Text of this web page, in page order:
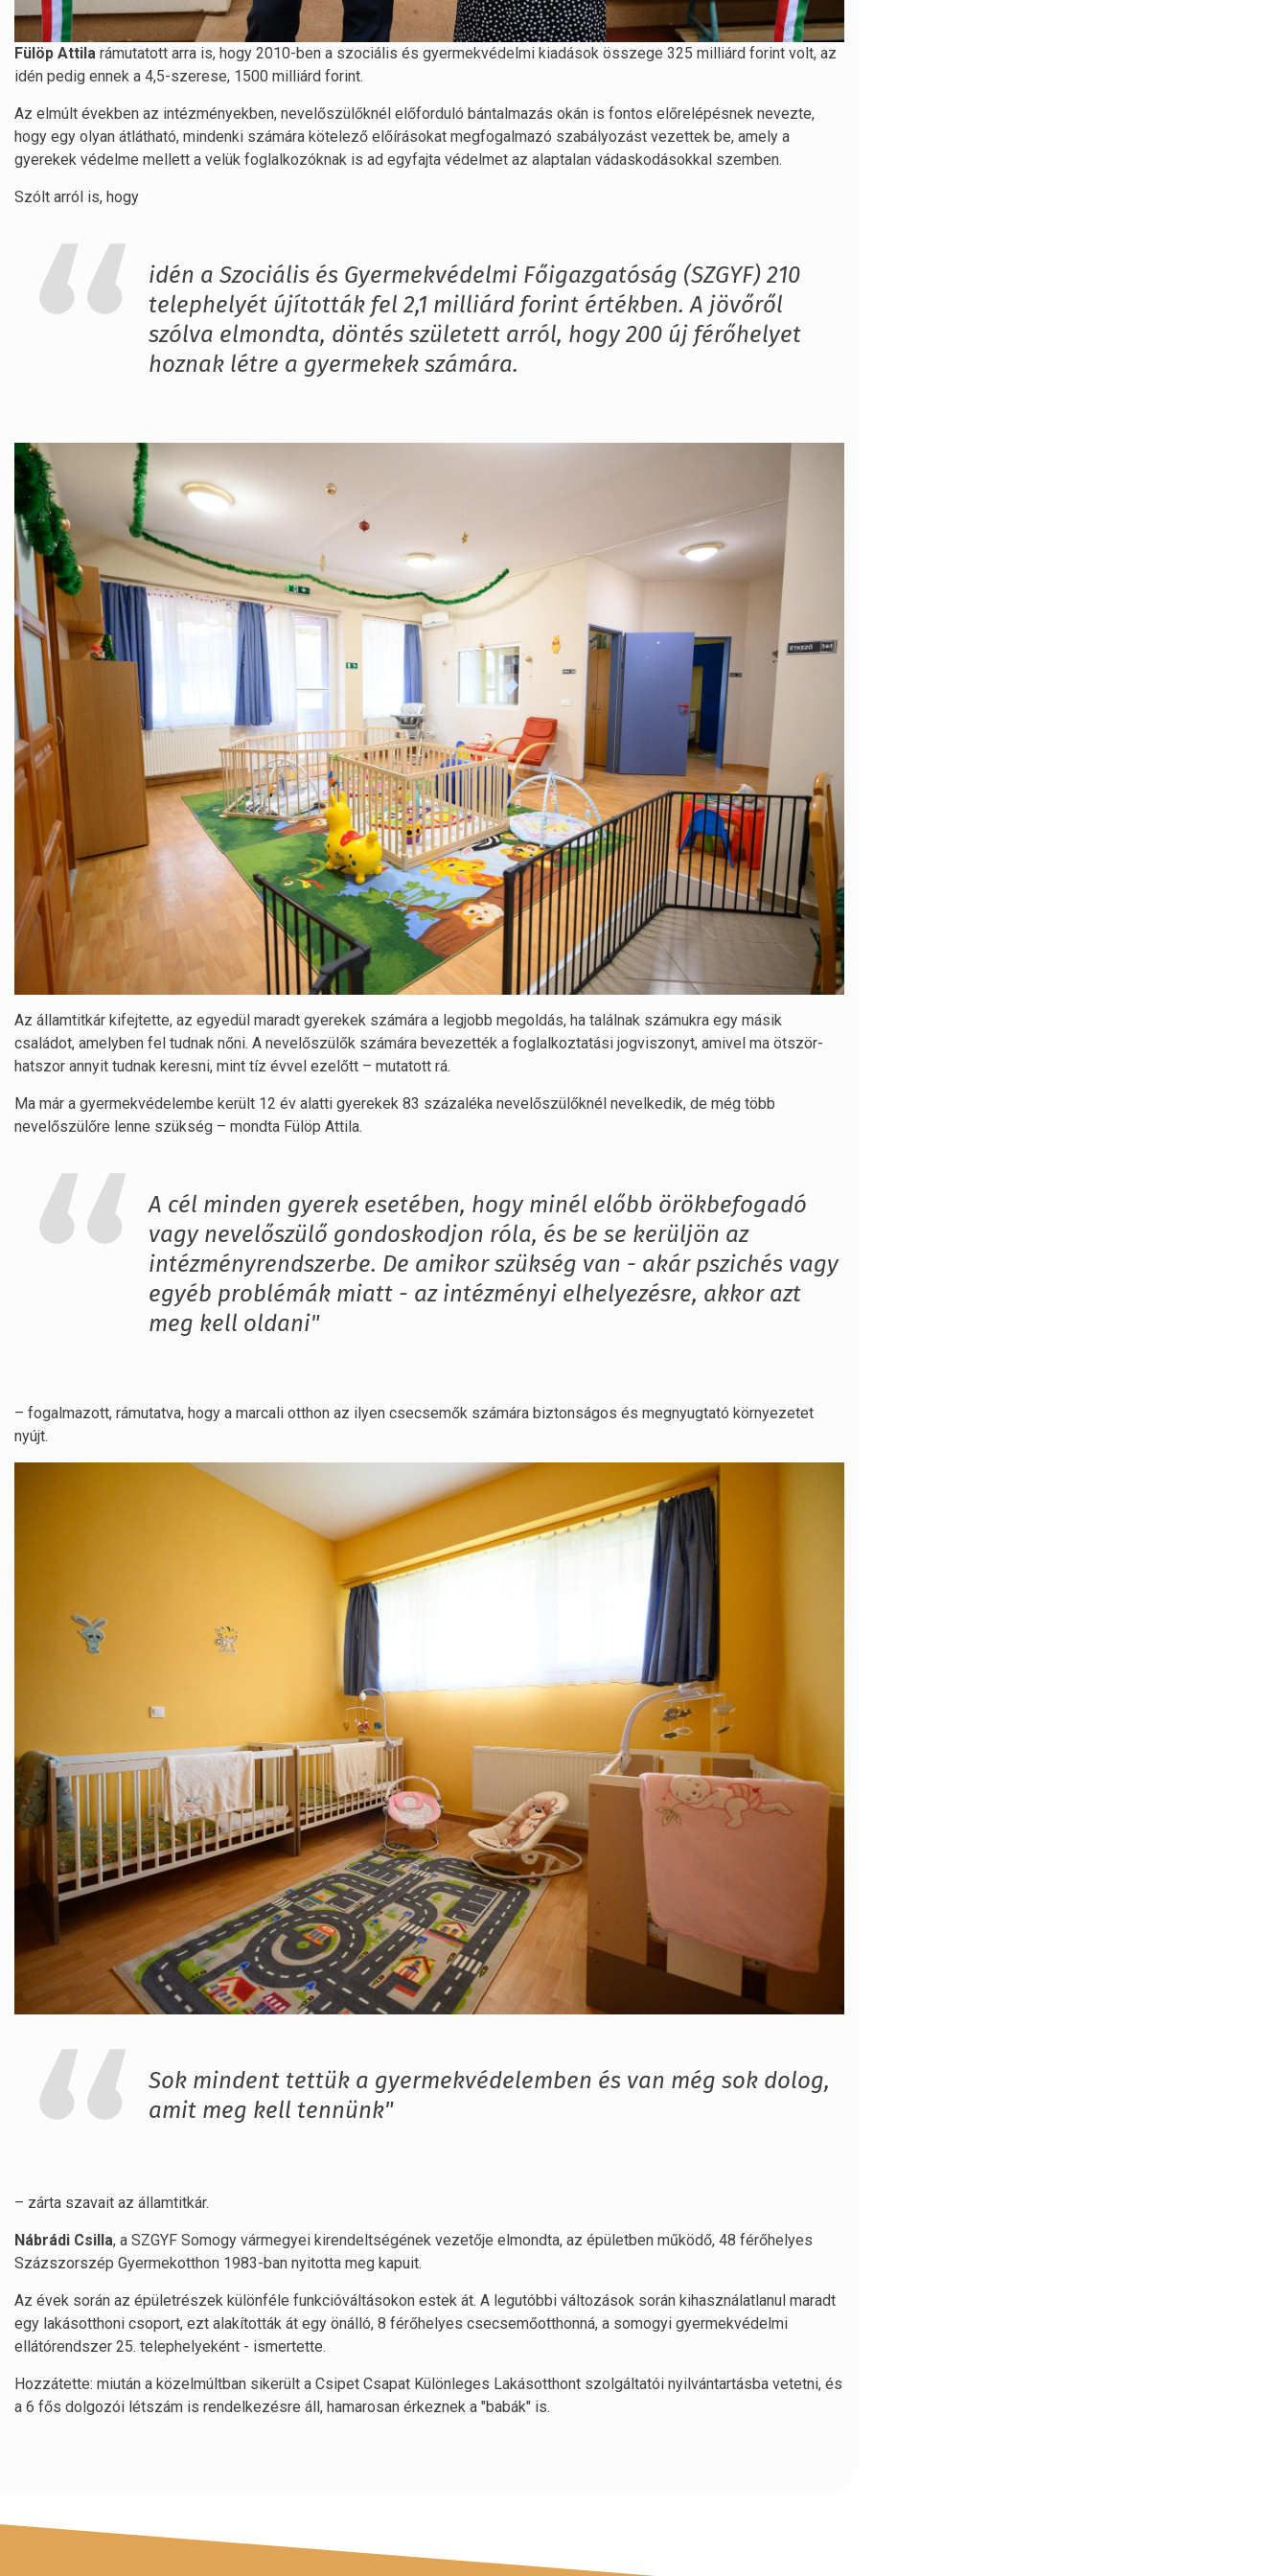
Fülöp Attila rámutatott arra is, hogy 2010-ben a szociális és gyermekvédelmi kiadások összege 325 milliárd forint volt, az
idén pedig ennek a 4,5-szerese, 1500 milliárd forint.
Az elmúlt években az intézményekben, nevelőszülőknél előforduló bántalmazás okán is fontos előrelépésnek nevezte,
hogy egy olyan átlátható, mindenki számára kötelező előírásokat megfogalmazó szabályozást vezettek be, amely a
gyerekek védelme mellett a velük foglalkozóknak is ad egyfajta védelmet az alaptalan vádaskodásokkal szemben.
Szólt arról is, hogy
idén a Szociális és Gyermekvédelmi Főigazgatóság (SZGYF) 210
telephelyét újították fel 2,1 milliárd forint értékben. A jövőről
szólva elmondta, döntés született arról, hogy 200 új férőhelyet
hoznak létre a gyermekek számára.
Az államtitkár kifejtette, az egyedül maradt gyerekek számára a legjobb megoldás, ha találnak számukra egy másik
családot, amelyben fel tudnak nőni. A nevelőszülők számára bevezették a foglalkoztatási jogviszonyt, amivel ma ötször-
hatszor annyit tudnak keresni, mint tíz évvel ezelőtt – mutatott rá.
Ma már a gyermekvédelembe került 12 év alatti gyerekek 83 százaléka nevelőszülőknél nevelkedik, de még több
nevelőszülőre lenne szükség – mondta Fülöp Attila.
A cél minden gyerek esetében, hogy minél előbb örökbefogadó
vagy nevelőszülő gondoskodjon róla, és be se kerüljön az
intézményrendszerbe. De amikor szükség van - akár pszichés vagy
egyéb problémák miatt - az intézményi elhelyezésre, akkor azt
meg kell oldani"
– fogalmazott, rámutatva, hogy a marcali otthon az ilyen csecsemők számára biztonságos és megnyugtató környezetet
nyújt.
Sok mindent tettük a gyermekvédelemben és van még sok dolog,
amit meg kell tennünk"
– zárta szavait az államtitkár.
Nábrádi Csilla, a SZGYF Somogy vármegyei kirendeltségének vezetője elmondta, az épületben működő, 48 férőhelyes
Százszorszép Gyermekotthon 1983-ban nyitotta meg kapuit.
Az évek során az épületrészek különféle funkcióváltásokon estek át. A legutóbbi változások során kihasználatlanul maradt
egy lakásotthoni csoport, ezt alakították át egy önálló, 8 férőhelyes csecsemőotthonná, a somogyi gyermekvédelmi
ellátórendszer 25. telephelyeként - ismertette.
Hozzátette: miután a közelmúltban sikerült a Csipet Csapat Különleges Lakásotthont szolgáltatói nyilvántartásba vetetni, és
a 6 fős dolgozói létszám is rendelkezésre áll, hamarosan érkeznek a "babák" is.